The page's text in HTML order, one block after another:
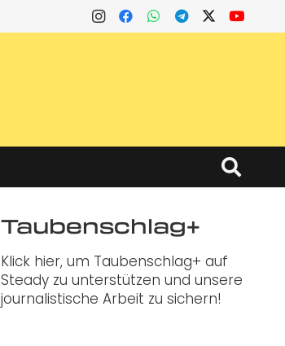
Taubenschlag+
Klick hier, um Taubenschlag+ auf
Steady zu unterstützen und unsere
journalistische Arbeit zu sichern!